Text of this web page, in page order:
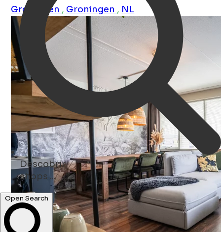
Descobrir
restaurants ...
Open Search
Groningen , Groningen , NL